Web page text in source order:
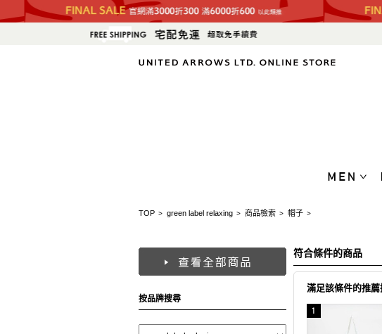
TOP > green label relaxing > 商品檢索 > 帽子 >
按品牌搜尋
符合條件的商品
滿足該條件的推薦